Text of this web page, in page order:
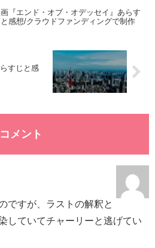
『エンド・オブ・オデッセイ』あらす
と感想/クラウドファンディングで制作
すじと感
コメント
ですが、ラストの解釈と
していてチャーリーと逃げてい